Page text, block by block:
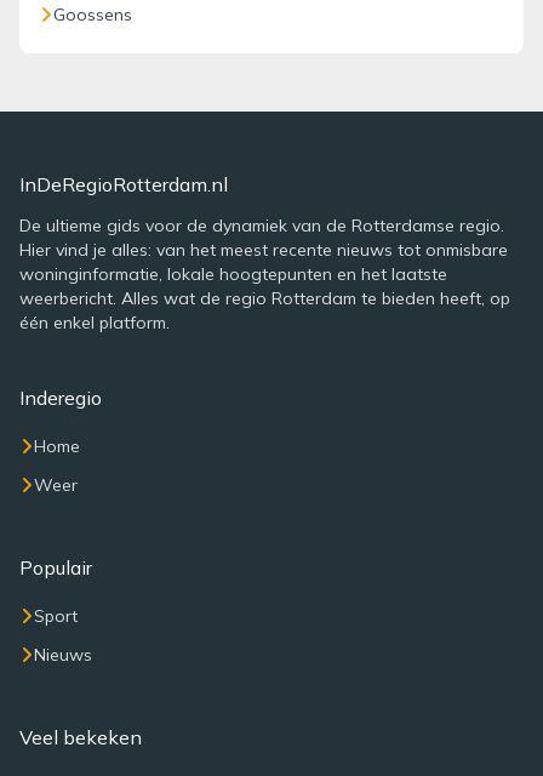
Goossens
InDeRegioRotterdam.nl
De ultieme gids voor de dynamiek van de Rotterdamse regio.
Hier vind je alles: van het meest recente nieuws tot onmisbare
woninginformatie, lokale hoogtepunten en het laatste
weerbericht. Alles wat de regio Rotterdam te bieden heeft, op
één enkel platform.
Inderegio
Home
Weer
Populair
Sport
Nieuws
Veel bekeken